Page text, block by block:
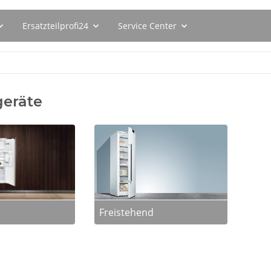
Ersatzteilprofi24 Service Center
Freistehend